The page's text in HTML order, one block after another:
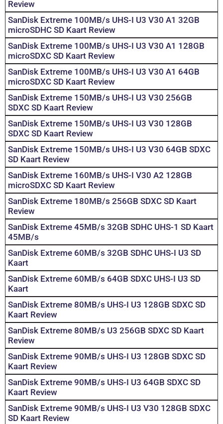
Review
SanDisk Extreme 100MB/s UHS-I U3 V30 A1 32GB
microSDHC SD Kaart Review
SanDisk Extreme 100MB/s UHS-I U3 V30 A1 128GB
microSDXC SD Kaart Review
SanDisk Extreme 100MB/s UHS-I U3 V30 A1 64GB
microSDXC SD Kaart Review
SanDisk Extreme 150MB/s UHS-I U3 V30 256GB
SDXC SD Kaart Review
SanDisk Extreme 150MB/s UHS-I U3 V30 128GB
SDXC SD Kaart Review
SanDisk Extreme 150MB/s UHS-I U3 V30 64GB SDXC
SD Kaart Review
SanDisk Extreme 160MB/s UHS-I V30 A2 128GB
microSDXC SD Kaart Review
SanDisk Extreme 180MB/s 256GB SDXC SD Kaart
Review
SanDisk Extreme 45MB/s 32GB SDHC UHS-1 SD Kaart
45MB/s
SanDisk Extreme 60MB/s 32GB SDHC UHS-I U3 SD
Kaart
SanDisk Extreme 60MB/s 64GB SDXC UHS-I U3 SD
Kaart
SanDisk Extreme 80MB/s UHS-I U3 128GB SDXC SD
Kaart Review
SanDisk Extreme 80MB/s U3 256GB SDXC SD Kaart
Review
SanDisk Extreme 90MB/s UHS-I U3 128GB SDXC SD
Kaart Review
SanDisk Extreme 90MB/s UHS-I U3 64GB SDXC SD
Kaart Review
SanDisk Extreme 90MB/s UHS-I U3 V30 128GB SDXC
SD Kaart Review